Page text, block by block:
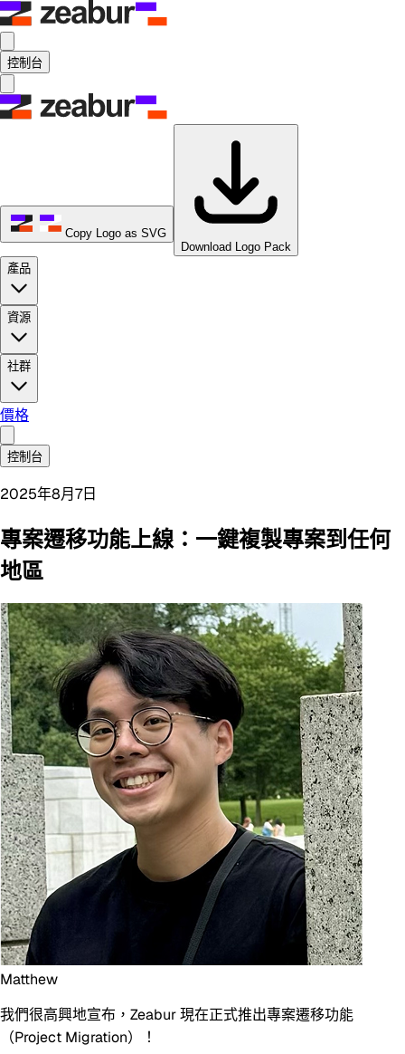
控制台
Copy Logo as SVG
Download Logo Pack
產品
資源
社群
價格
控制台
2025年8月7日
專案遷移功能上線：一鍵複製專案到任何
地區
Matthew
我們很高興地宣布，Zeabur 現在正式推出專案遷移功能
（Project Migration）
！